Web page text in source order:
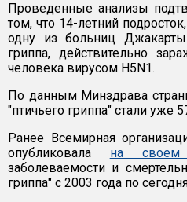
Проведенные анализы
том, что 14-летний
одну из больниц
гриппа, действительно
человека вирусом H5N1.
По данным Минздрава
"птичьего гриппа" стали уже
Ранее Всемирная
опубликовала на своем
заболеваемости и
гриппа" с 2003 года по